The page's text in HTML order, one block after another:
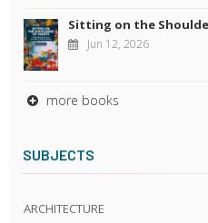
Sitting on the
Jun 12, 2026
more books
SUBJECTS
ARCHITECTURE